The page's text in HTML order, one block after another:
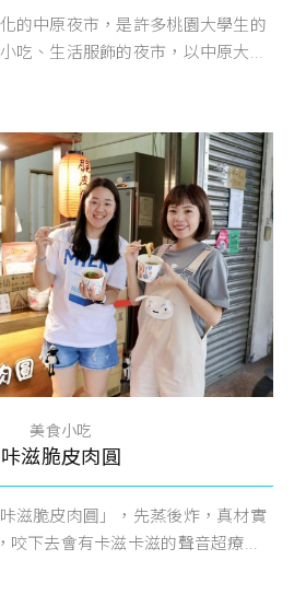
的中原夜市，是許多桃園大學生的
吃、生活服飾的夜市，以中原大...
美食小吃
咔滋脆皮肉圓
滋脆皮肉圓」，先蒸後炸，真材實
咬下去會有卡滋卡滋的聲音超療...